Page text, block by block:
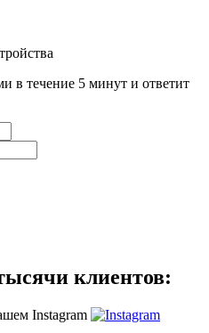
в течение 5 минут и ответит
клиентов:
Instagram